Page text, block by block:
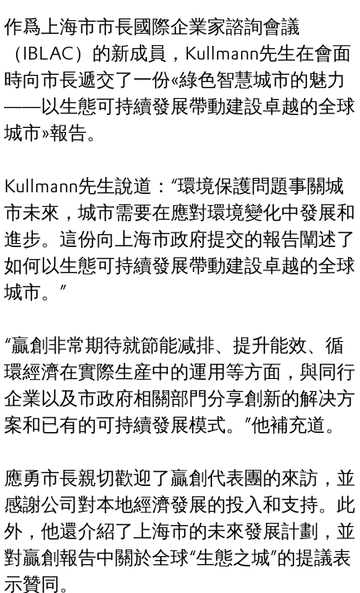
作爲上海市市長國際企業家諮詢會議
（IBLAC）的新成員，Kullmann先生在會面
時向市長遞交了一份«綠色智慧城市的魅力
——以生態可持續發展帶動建設卓越的全球
城市»報告。
Kullmann先生說道：“環境保護問題事關城
市未來，城市需要在應對環境變化中發展和
進步。這份向上海市政府提交的報告闡述了
如何以生態可持續發展帶動建設卓越的全球
城市。”
“贏創非常期待就節能减排、提升能效、循
環經濟在實際生産中的運用等方面，與同行
企業以及市政府相關部門分享創新的解决方
案和已有的可持續發展模式。”他補充道。
應勇市長親切歡迎了贏創代表團的來訪，並
感謝公司對本地經濟發展的投入和支持。此
外，他還介紹了上海市的未來發展計劃，並
對贏創報告中關於全球“生態之城”的提議表
示贊同。